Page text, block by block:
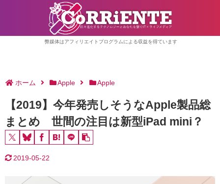
弊媒体はアフィリエイトプログラムによる収益を得ています
ホーム Apple Apple
【2019】今年発売しそうなApple製品総
まとめ 世間の注目は新型iPad mini？
2019-05-22